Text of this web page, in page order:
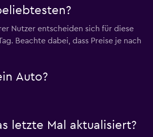
Nutzer entscheiden sich für diese
Beachte dabei, dass Preise je nach
Auto?
letzte Mal aktualisiert?